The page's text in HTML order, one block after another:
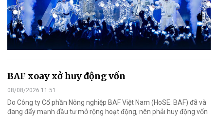
BAF xoay xở huy động vốn
08/08/2026 11:51
Do Công ty Cổ phần Nông nghiệp BAF Việt Nam (HoSE: BAF) đã và
đang đẩy mạnh đầu tư mở rộng hoạt động, nên phải huy động vốn